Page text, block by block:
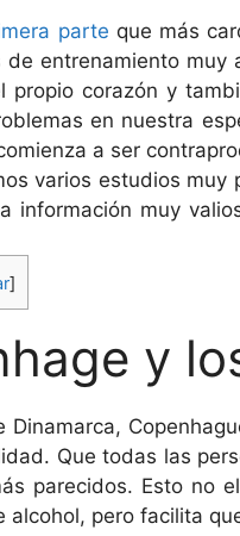
parte que más
de entrenamiento
propio corazón y
en nuestra
a ser
varios estudios
información muy
]
y
Dinamarca,
Que todas las
parecidos. Esto no
alcohol, pero facilita